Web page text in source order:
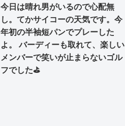
今日は晴れ男がいるので心配無
し。てかサイコーの天気です。今
年初の半袖短パンでプレーした
よ。 バーディーも取れて、楽しい
メンバーで笑いが止まらないゴル
フでした⛳️